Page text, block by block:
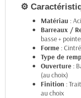
⚙️
Matériau :
Barreaux /
basse +
Forme :
Type de
Ouverture :
(au choix)
Finition :
au choix